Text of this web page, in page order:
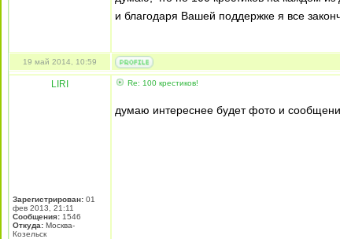
и благодаря Вашей поддержке я все
19 май 2014, 10:59
LIRI
Зарегистрирован: 01
фев 2013, 21:11
Сообщения: 1546
Откуда: Москва-
Козельск
Re: 100 крестиков!
думаю интереснее будет фото и